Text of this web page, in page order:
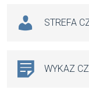
STREFA
WYKAZ